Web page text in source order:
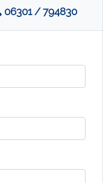
06301 / 794830